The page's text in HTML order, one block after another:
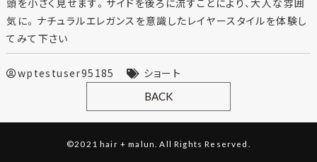
頭を小さく見せます。サイドを後ろに流すことにより、大人な雰囲
気に。ナチュラルエレガンスを意識したレイヤースタイルを体験し
てみて下さい
wptestuser95185 ショート
BACK
©2021 hair + malun. All Rights Reserved.